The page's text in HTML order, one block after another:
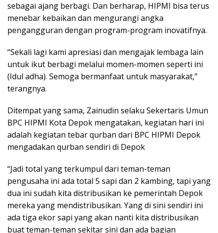
sebagai ajang berbagi. Dan berharap, HIPMI bisa terus
menebar kebaikan dan mengurangi angka
pengangguran dengan program-program inovatifnya.
“Sekali lagi kami apresiasi dan mengajak lembaga lain
untuk ikut berbagi melalui momen-momen seperti ini
(Idul adha). Semoga bermanfaat untuk masyarakat,”
terangnya.
Ditempat yang sama, Zainudin selaku Sekertaris Umun
BPC HIPMI Kota Depok mengatakan, kegiatan hari ini
adalah kegiatan tebar qurban dari BPC HIPMI Depok
mengadakan qurban sendiri di Depok
“Jadi total yang terkumpul dari teman-teman
pengusaha ini ada total 5 sapi dan 2 kambing, tapi yang
dua ini sudah kita distribusikan ke pemerintah Depok
mereka yang mendistribusikan. Yang di sini sendiri ini
ada tiga ekor sapi yang akan nanti kita distribusikan
buat teman-teman sekitar sini dan ada bagian